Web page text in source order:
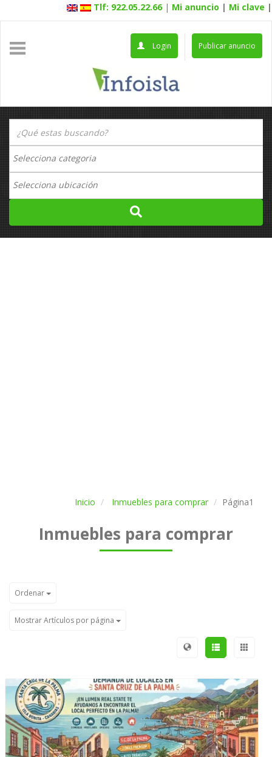
Tlf: 922.05.22.66 | Mi anuncio | Mi clave |
Publicar anuncio
Login
Inicio Inmuebles para comprar Página1
Inmuebles para comprar
Ordenar
Mostrar Artículos por página